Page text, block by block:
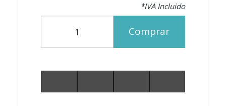
*IVA Incluido
Comprar